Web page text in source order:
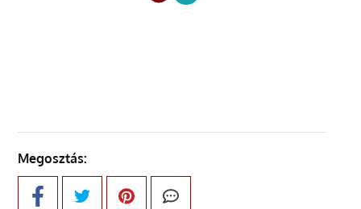
Megosztás: